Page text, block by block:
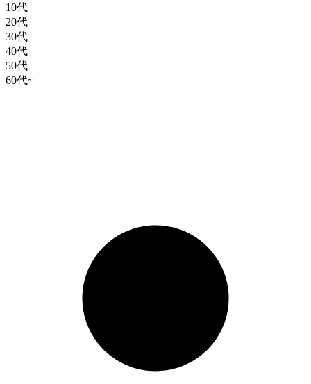
10代
20代
30代
40代
50代
60代~